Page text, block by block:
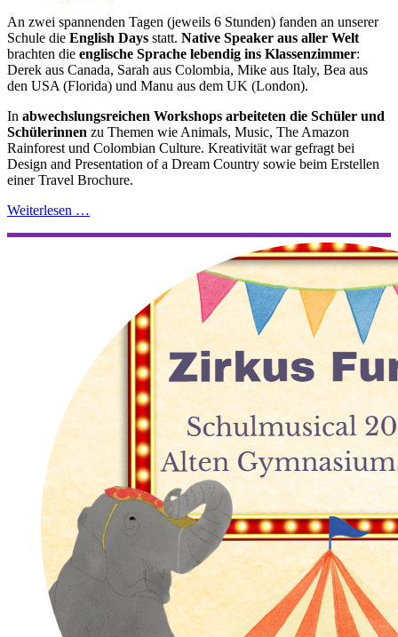
An zwei spannenden Tagen (jeweils 6 Stunden) fanden an unserer
Schule die English Days statt. Native Speaker aus aller Welt
brachten die englische Sprache lebendig ins Klassenzimmer:
Derek aus Canada, Sarah aus Colombia, Mike aus Italy, Bea aus
den USA (Florida) und Manu aus dem UK (London).
In abwechslungsreichen Workshops arbeiteten die Schüler und
Schülerinnen zu Themen wie Animals, Music, The Amazon
Rainforest und Colombian Culture. Kreativität war gefragt bei
Design and Presentation of a Dream Country sowie beim Erstellen
einer Travel Brochure.
Weiterlesen …